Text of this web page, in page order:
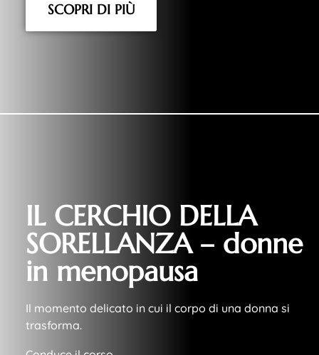
SCOPRI DI PIÙ
IL CERCHIO DELLA
SORELLANZA – donne
in menopausa
Il momento delicato in cui il corpo di una donna si
trasforma.